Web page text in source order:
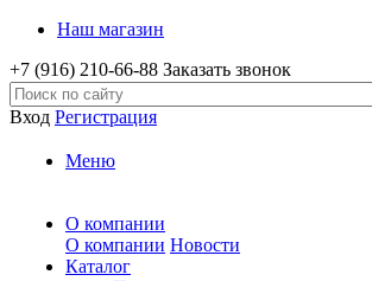
Наш магазин
+7 (916) 210-66-88 Заказать звонок
Вход Регистрация
Меню
О компании
О компании Новости
Каталог